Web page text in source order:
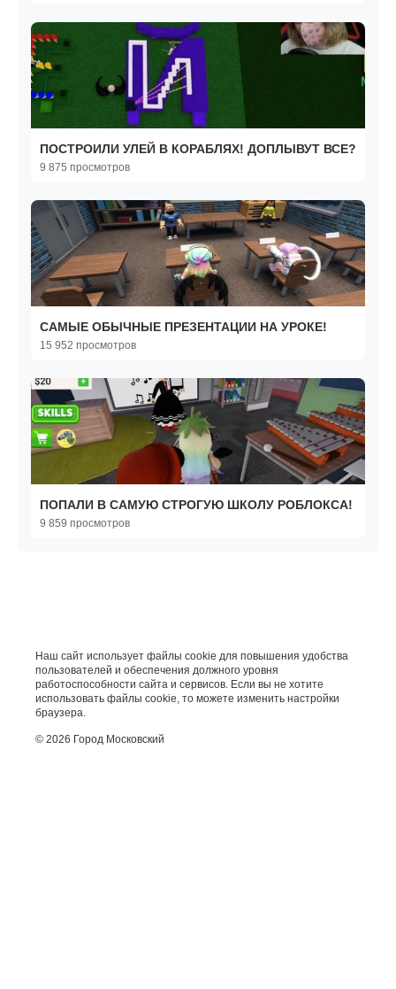
ПОСТРОИЛИ УЛЕЙ В КОРАБЛЯХ! ДОПЛЫВУТ ВСЕ?
9 875 просмотров
САМЫЕ ОБЫЧНЫЕ ПРЕЗЕНТАЦИИ НА УРОКЕ!
15 952 просмотров
ПОПАЛИ В САМУЮ СТРОГУЮ ШКОЛУ РОБЛОКСА!
9 859 просмотров
Наш сайт использует файлы cookie для повышения удобства
пользователей и обеспечения должного уровня
работоспособности сайта и сервисов. Если вы не хотите
использовать файлы cookie, то можете изменить настройки
браузера.
© 2026 Город Московский